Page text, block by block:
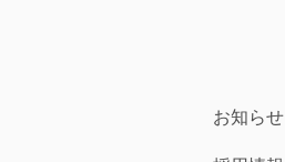
お知らせ